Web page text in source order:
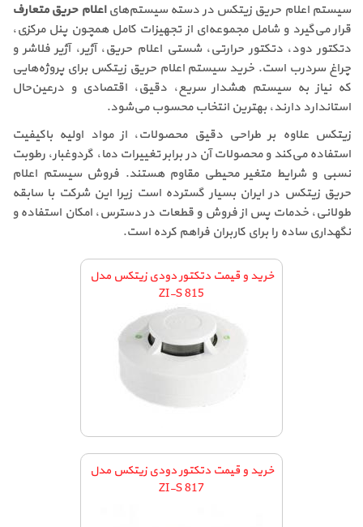
سیستم اعلام حریق زیتکس در دسته سیستم‌هایاعلام حریق متعارف
قرار می‌گیرد و شامل مجموعه‌ای از تجهیزات کامل همچون پنل مرکزی،
دتکتور دود، دتکتور حرارتی، شستی اعلام حریق، آژیر، آژیر فلاشر و
چراغ سردرب است. خرید سیستم اعلام حریق زیتکس برای پروژه‌هایی
که نیاز به سیستم هشدار سریع، دقیق، اقتصادی و درعین‌حال
استاندارد دارند، بهترین انتخاب محسوب می‌شود.
زیتکس علاوه بر طراحی دقیق محصولات، از مواد اولیه باکیفیت
استفاده می‌کند و محصولات آن در برابر تغییرات دما، گردوغبار، رطوبت
نسبی و شرایط متغیر محیطی مقاوم هستند. فروش سیستم اعلام
حریق زیتکس در ایران بسیار گسترده است زیرا این شرکت با سابقه
طولانی، خدمات پس از فروش و قطعات در دسترس، امکان استفاده و
نگهداری ساده را برای کاربران فراهم کرده است.
خرید و قیمت دتکتور دودی زیتکس مدل
ZI-S 815
خرید و قیمت دتکتور دودی زیتکس مدل
ZI-S 817